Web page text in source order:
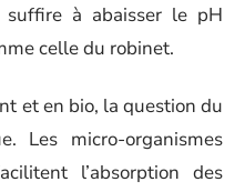
suffire à abaisser le pH
celle du robinet.
et en bio, la question du
Les micro-organismes
l’absorption des